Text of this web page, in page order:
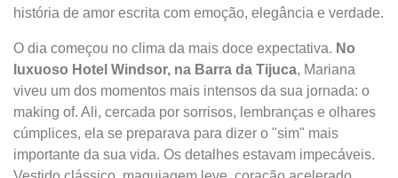
história de amor escrita com emoção, elegância e verdade.
O dia começou no clima da mais doce expectativa. No
luxuoso Hotel Windsor, na Barra da Tijuca, Mariana
viveu um dos momentos mais intensos da sua jornada: o
making of. Ali, cercada por sorrisos, lembranças e olhares
cúmplices, ela se preparava para dizer o "sim" mais
importante da sua vida. Os detalhes estavam impecáveis.